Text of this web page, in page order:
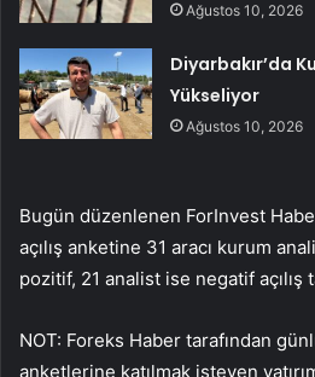
Ağustos 10, 2026
Diyarbakır’da
Yükseliyor
Ağustos 10, 2026
Bugün düzenlenen ForInvest
açılış anketine 31 aracı kurum
pozitif, 21 analist ise negatif
NOT: Foreks Haber tarafından
anketlerine katılmak isteyen